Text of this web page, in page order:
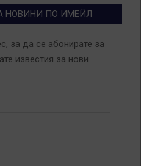
НОВИНИ ПО ИМЕЙЛ
за да се абонирате за
известия за нови